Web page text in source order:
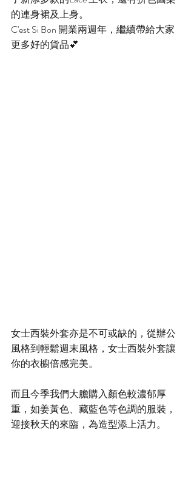
的連身裙及上身。
C'est Si Bon 開業兩週年，繼續帶給大家
更多好的貨品💕
女士西裝外套亦是不可或缺的，從辦公
風格到輕鬆週末風格，女士西裝外套讓
你的衣櫥倍感完美。
而且今季我們大膽購入顏色較濃郁厚
重，如姜黃色、藏藍色等色調的服裝，
迎接秋天的來臨，為造型添上活力。